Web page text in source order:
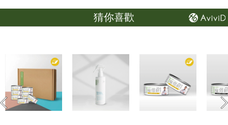
猜你喜歡